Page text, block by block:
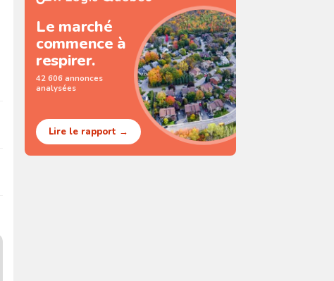
Le marché
commence à
respirer.
42 606 annonces
analysées
Lire le rapport →